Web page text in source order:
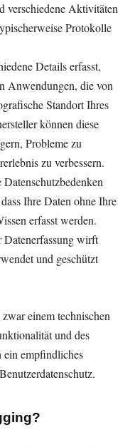
verschiedene Aktivitäten
Protokolle
Details erfasst,
Anwendungen, die von
Standort Ihres
können diese
Probleme zu
zu verbessern.
Ihre Daten ohne Ihre
erfasst werden.
Datenerfassung wirft
und geschützt
einem technischen
und des
ein empfindliches